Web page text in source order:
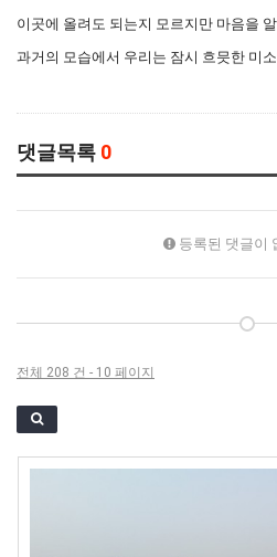
이곳에 올려도 되는지 모르지만 마음을
과거의 모습에서 우리는 잠시 흐믓한 미
댓글목록 0
등록된 댓글이
전체 208 건 - 10 페이지